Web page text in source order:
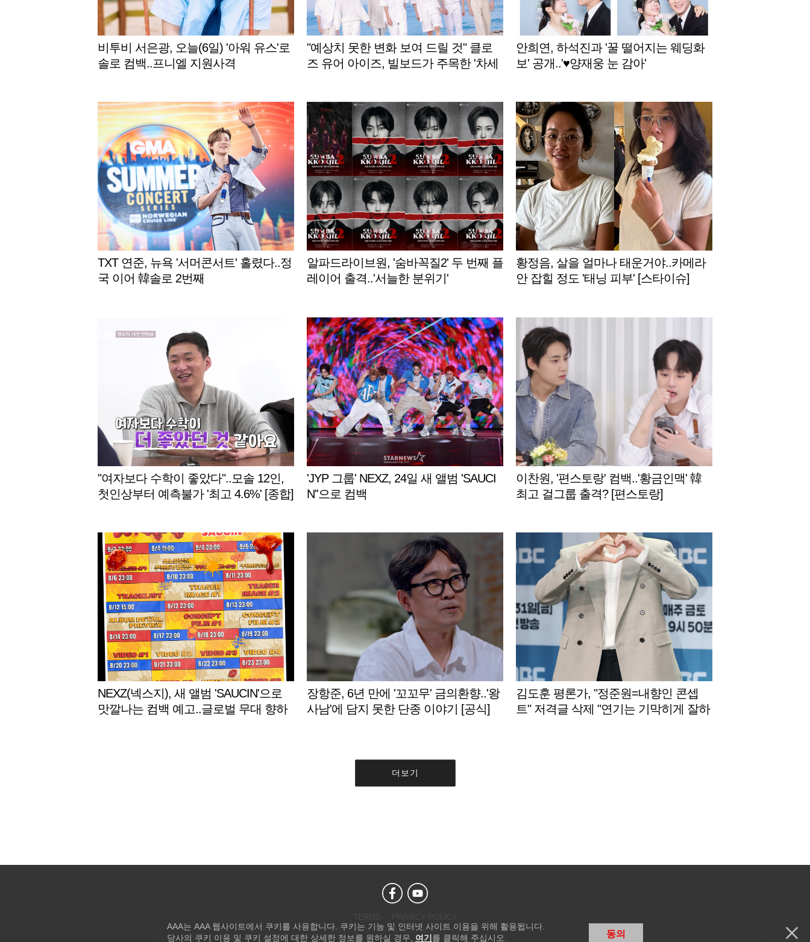
비투비 서은광, 오늘(6일) '아워 유스'로
솔로 컴백..프니엘 지원사격
"예상치 못한 변화 보여 드릴 것" 클로
즈 유어 아이즈, 빌보드가 주목한 '차세
안희연, 하석진과 '꿀 떨어지는 웨딩화
보' 공개..'♥양재웅 눈 감아'
TXT 연준, 뉴욕 '서머콘서트' 홀렸다..정
국 이어 韓솔로 2번째
알파드라이브원, '숨바꼭질2' 두 번째 플
레이어 출격..'서늘한 분위기'
황정음, 살을 얼마나 태운거야..카메라
안 잡힐 정도 '태닝 피부' [스타이슈]
"여자보다 수학이 좋았다"..모솔 12인,
첫인상부터 예측불가 '최고 4.6%' [종합]
'JYP 그룹' NEXZ, 24일 새 앨범 'SAUCI
N''으로 컴백
이찬원, '편스토랑' 컴백..'황금인맥' 韓
최고 걸그룹 출격? [편스토랑]
NEXZ(넥스지), 새 앨범 'SAUCIN'으로
맛깔나는 컴백 예고..글로벌 무대 향하
장항준, 6년 만에 '꼬꼬무' 금의환향..'왕
사남'에 담지 못한 단종 이야기 [공식]
김도훈 평론가, "정준원=내향인 콘셉
트" 저격글 삭제 "연기는 기막히게 잘하
더보기
Copyright © STARNEWS All right reserved.
AAA는 AAA 웹사이트에서 쿠키를 사용합니다. 쿠키는 기능 및 인터넷 사이트 이용을 위해 활용됩니다.
당사의 쿠키 이용 및 쿠키 설정에 대한 상세한 정보를 원하실 경우, 여기 를 클릭해 주십시오. 동의